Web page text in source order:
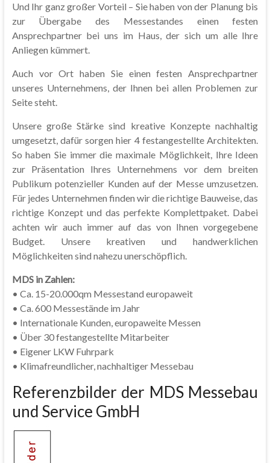
Und Ihr ganz großer Vorteil – Sie haben von der Planung bis
zur Übergabe des Messestandes einen festen
Ansprechpartner bei uns im Haus, der sich um alle Ihre
Anliegen kümmert.
Auch vor Ort haben Sie einen festen Ansprechpartner
unseres Unternehmens, der Ihnen bei allen Problemen zur
Seite steht.
Unsere große Stärke sind kreative Konzepte nachhaltig
umgesetzt, dafür sorgen hier 4 festangestellte Architekten.
So haben Sie immer die maximale Möglichkeit, Ihre Ideen
zur Präsentation Ihres Unternehmens vor dem breiten
Publikum potenzieller Kunden auf der Messe umzusetzen.
Für jedes Unternehmen finden wir die richtige Bauweise, das
richtige Konzept und das perfekte Komplettpaket. Dabei
achten wir auch immer auf das von Ihnen vorgegebene
Budget. Unsere kreativen und handwerklichen
Möglichkeiten sind nahezu unerschöpflich.
MDS in Zahlen:
• Ca. 15-20.000qm Messestand europaweit
• Ca. 600 Messestände im Jahr
• Internationale Kunden, europaweite Messen
• Über 30 festangestellte Mitarbeiter
• Eigener LKW Fuhrpark
• Klimafreundlicher, nachhaltiger Messebau
Referenzbilder der MDS Messebau
und Service GmbH